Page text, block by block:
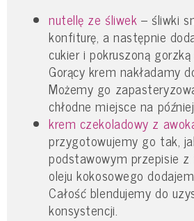
nutellę ze śliwek – śliwki
konfiturę, a następnie
cukier i pokruszoną
Gorący krem nakładamy
Możemy go
chłodne miejsce na
krem czekoladowy z
przygotowujemy go tak,
podstawowym przepisie
oleju kokosowego
Całość blendujemy do
konsystencji.